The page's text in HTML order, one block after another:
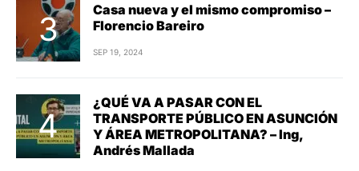
Casa nueva y el mismo compromiso –
Florencio Bareiro
SEP 19, 2024
¿QUÉ VA A PASAR CON EL
TRANSPORTE PÚBLICO EN ASUNCIÓN
Y ÁREA METROPOLITANA? – Ing,
Andrés Mallada